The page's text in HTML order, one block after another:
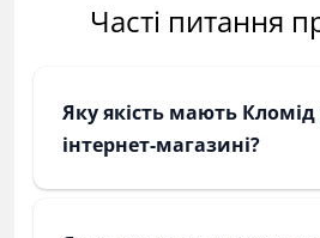
Часті питання
Яку якість мають
інтернет-магазині?